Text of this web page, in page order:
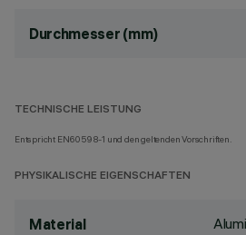
Durchmesser (mm)
TECHNISCHE LEISTUNG
Entspricht EN60598-1 und den geltenden Vorschriften.
PHYSIKALISCHE EIGENSCHAFTEN
Material